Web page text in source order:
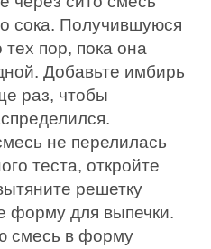
сока. Получившуюся
пор, пока она
Добавьте имбирь
раз, чтобы
не перелилась
теста, откройте
решетку
форму для выпечки.
смесь в форму